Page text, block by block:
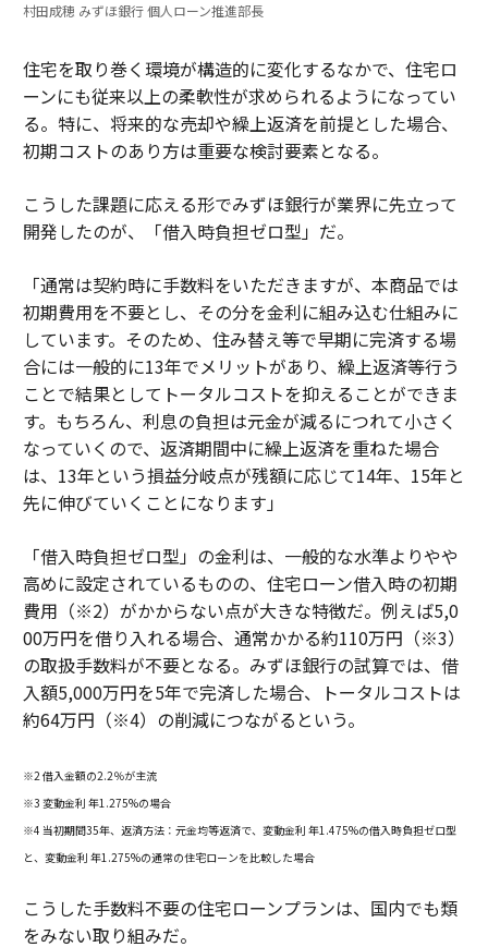
村田成穂 みずほ銀行 個人ローン推進部長
住宅を取り巻く環境が構造的に変化するなかで、住宅ロ
ーンにも従来以上の柔軟性が求められるようになってい
る。特に、将来的な売却や繰上返済を前提とした場合、
初期コストのあり方は重要な検討要素となる。
こうした課題に応える形でみずほ銀行が業界に先立って
開発したのが、「借入時負担ゼロ型」だ。
「通常は契約時に手数料をいただきますが、本商品では
初期費用を不要とし、その分を金利に組み込む仕組みに
しています。そのため、住み替え等で早期に完済する場
合には一般的に13年でメリットがあり、繰上返済等行う
ことで結果としてトータルコストを抑えることができま
す。もちろん、利息の負担は元金が減るにつれて小さく
なっていくので、返済期間中に繰上返済を重ねた場合
は、13年という損益分岐点が残額に応じて14年、15年と
先に伸びていくことになります」
「借入時負担ゼロ型」の金利は、一般的な水準よりやや
高めに設定されているものの、住宅ローン借入時の初期
費用（※2）がかからない点が大きな特徴だ。例えば5,0
00万円を借り入れる場合、通常かかる約110万円（※3）
の取扱手数料が不要となる。みずほ銀行の試算では、借
入額5,000万円を5年で完済した場合、トータルコストは
約64万円（※4）の削減につながるという。
※2 借入金額の2.2％が主流
※3 変動金利 年1.275%の場合
※4 当初期間35年、返済方法：元金均等返済で、変動金利 年1.475%の借入時負担ゼロ型
と、変動金利 年1.275%の通常の住宅ローンを比較した場合
こうした手数料不要の住宅ローンプランは、国内でも類
をみない取り組みだ。